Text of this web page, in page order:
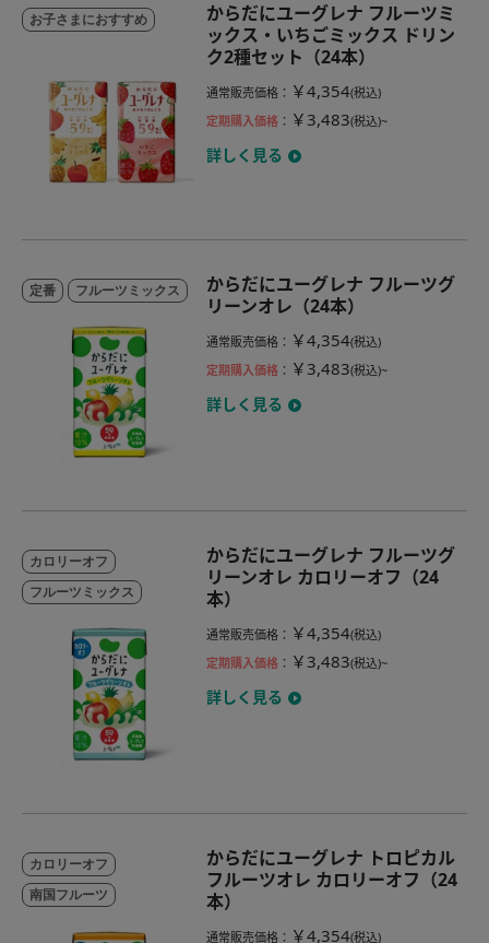
お子さまにおすすめ
からだにユーグレナ フルーツミ
ックス・いちごミックス ドリン
ク2種セット（24本）
通常販売価格 ： ￥4,354(税込)
定期購入価格 ： ￥3,483(税込)~
詳しく見る
定番 フルーツミックス
からだにユーグレナ フルーツグ
リーンオレ（24本）
通常販売価格 ： ￥4,354(税込)
定期購入価格 ： ￥3,483(税込)~
詳しく見る
カロリーオフ
フルーツミックス
からだにユーグレナ フルーツグ
リーンオレ カロリーオフ（24
本）
通常販売価格 ： ￥4,354(税込)
定期購入価格 ： ￥3,483(税込)~
詳しく見る
カロリーオフ
南国フルーツ
からだにユーグレナ トロピカル
フルーツオレ カロリーオフ（24
本）
通常販売価格 ： ￥4,354(税込)